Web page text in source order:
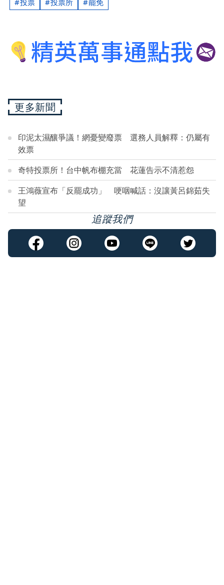
投票 投票所 罷免
更多新聞
印泥太濕釀爭議！網憂變廢票 選務人員解釋：仍屬有
效票
奇特投票所！台中帆布棚充當 花蓮告示不清惹怨
王鴻薇宣布「反罷成功」 哽咽喊話：沒讓黃呂錦茹失
望
追蹤我們